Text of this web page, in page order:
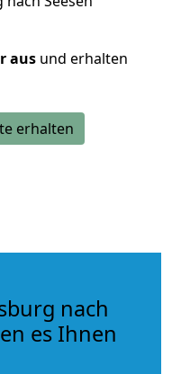
aus und erhalten
erhalten
nach
es Ihnen